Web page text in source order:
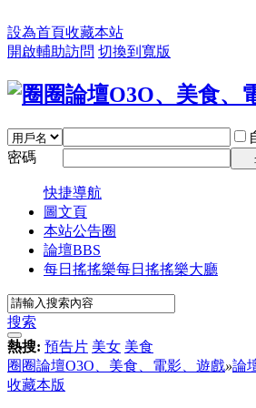
設為首頁收藏本站
開啟輔助訪問 切換到寬版
密碼
快捷導航
圖文頁
本站公告圈
論壇BBS
每日搖搖樂每日搖搖樂大廳
搜索
熱搜: 預告片 美女 美食
圈圈論壇O3O、美食、電影、遊戲»論
收藏本版